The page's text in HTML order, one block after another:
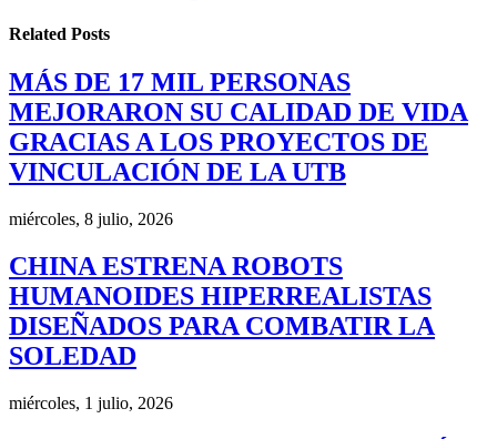
Related Posts
MÁS DE 17 MIL PERSONAS
MEJORARON SU CALIDAD DE VIDA
GRACIAS A LOS PROYECTOS DE
VINCULACIÓN DE LA UTB
miércoles, 8 julio, 2026
CHINA ESTRENA ROBOTS
HUMANOIDES HIPERREALISTAS
DISEÑADOS PARA COMBATIR LA
SOLEDAD
miércoles, 1 julio, 2026